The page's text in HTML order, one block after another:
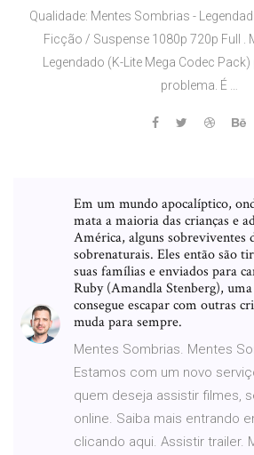
Qualidade: Mentes Sombrias -
Ficção / Suspense 1080p 720p Full .
Legendado (K-Lite Mega Codec
problema. É …
Em um mundo apocalíptico,
mata a maioria das crianças e
América, alguns sobreviventes
sobrenaturais. Eles então são
suas famílias e enviados para
Ruby (Amandla Stenberg),
consegue escapar com outras
muda para sempre.
Mentes Sombrias. Mentes
Estamos com um novo
quem deseja assistir filmes,
online. Saiba mais entrando
clicando aqui. Assistir trailer.